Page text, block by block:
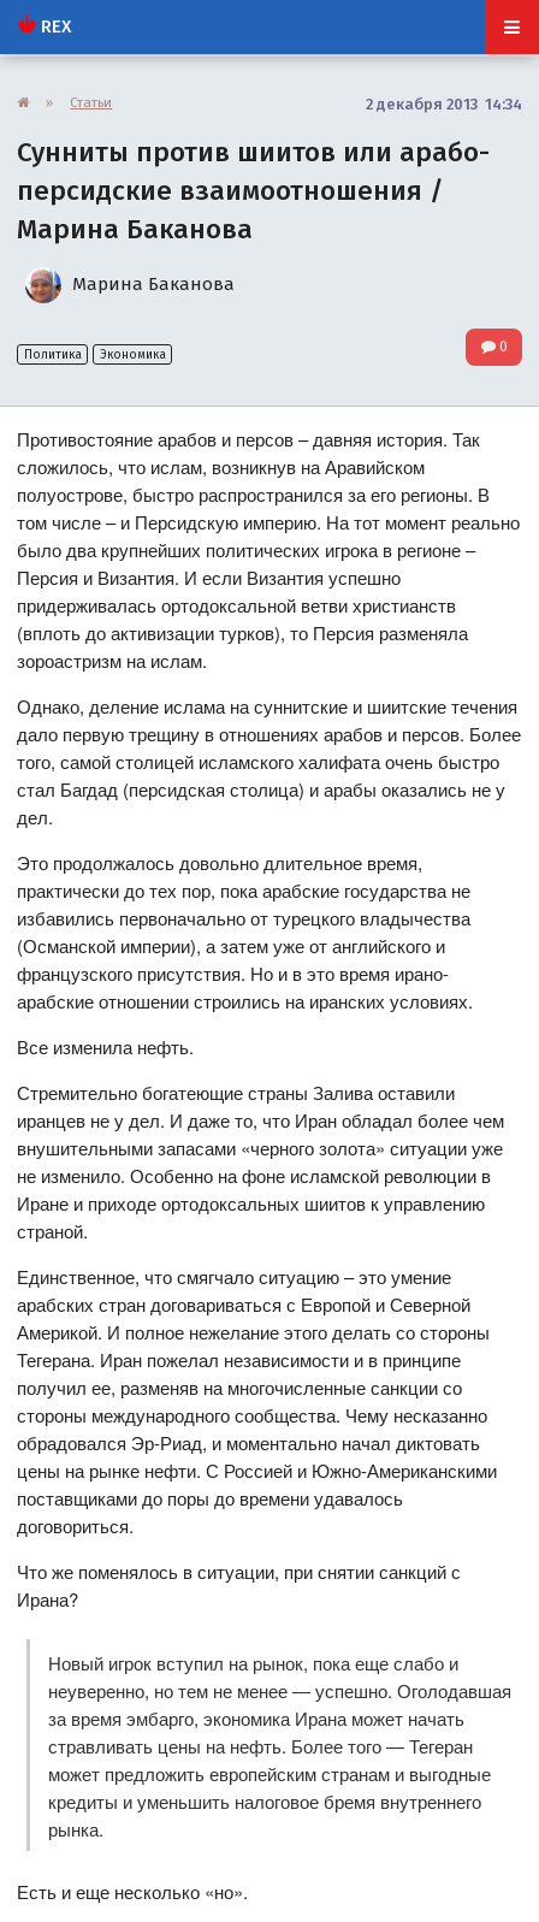
REX
» Статьи 2 декабря 2013 14:34
Сунниты против шиитов или арабо-
персидские взаимоотношения /
Марина Баканова
Марина Баканова
Политика Экономика 0
Противостояние арабов и персов – давняя история. Так
сложилось, что ислам, возникнув на Аравийском
полуострове, быстро распространился за его регионы. В
том числе – и Персидскую империю. На тот момент реально
было два крупнейших политических игрока в регионе –
Персия и Византия. И если Византия успешно
придерживалась ортодоксальной ветви христианств
(вплоть до активизации турков), то Персия разменяла
зороастризм на ислам.
Однако, деление ислама на суннитские и шиитские течения
дало первую трещину в отношениях арабов и персов. Более
того, самой столицей исламского халифата очень быстро
стал Багдад (персидская столица) и арабы оказались не у
дел.
Это продолжалось довольно длительное время,
практически до тех пор, пока арабские государства не
избавились первоначально от турецкого владычества
(Османской империи), а затем уже от английского и
французского присутствия. Но и в это время ирано-
арабские отношении строились на иранских условиях.
Все изменила нефть.
Стремительно богатеющие страны Залива оставили
иранцев не у дел. И даже то, что Иран обладал более чем
внушительными запасами «черного золота» ситуации уже
не изменило. Особенно на фоне исламской революции в
Иране и приходе ортодоксальных шиитов к управлению
страной.
Единственное, что смягчало ситуацию – это умение
арабских стран договариваться с Европой и Северной
Америкой. И полное нежелание этого делать со стороны
Тегерана. Иран пожелал независимости и в принципе
получил ее, разменяв на многочисленные санкции со
стороны международного сообщества. Чему несказанно
обрадовался Эр-Риад, и моментально начал диктовать
цены на рынке нефти. С Россией и Южно-Американскими
поставщиками до поры до времени удавалось
договориться.
Что же поменялось в ситуации, при снятии санкций с
Ирана?
Новый игрок вступил на рынок, пока еще слабо и
неуверенно, но тем не менее — успешно. Оголодавшая
за время эмбарго, экономика Ирана может начать
стравливать цены на нефть. Более того — Тегеран
может предложить европейским странам и выгодные
кредиты и уменьшить налоговое бремя внутреннего
рынка.
Есть и еще несколько «но».